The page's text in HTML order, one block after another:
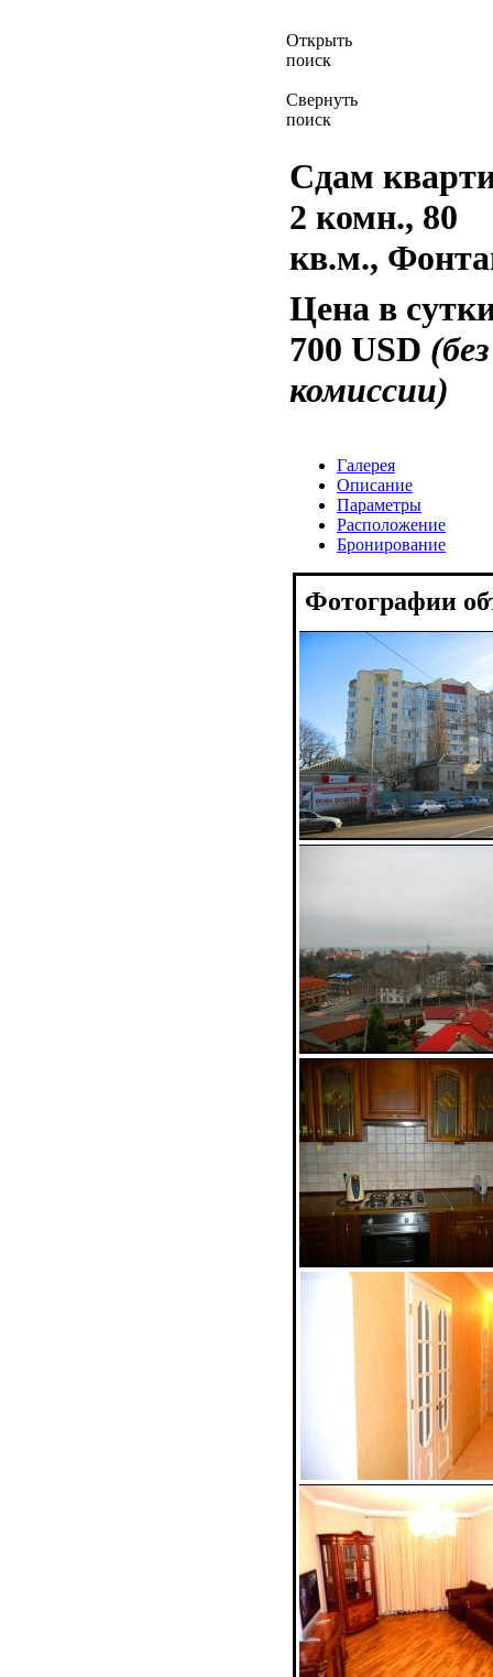
Открыть
поиск
Свернуть
поиск
Сдам
2 комн., 80
кв.м.,
Цена в
700 USD (без
комиссии)
Галерея
Описание
Параметры
Расположение
Бронирование
Фотографии